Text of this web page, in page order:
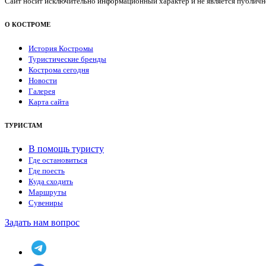
О КОСТРОМЕ
История Костромы
Туристические бренды
Кострома сегодня
Новости
Галерея
Карта сайта
ТУРИСТАМ
В помощь туристу
Где остановиться
Где поесть
Куда сходить
Маршруты
Сувениры
Задать нам вопрос